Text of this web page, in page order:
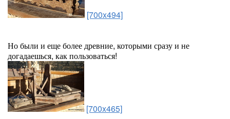
[700x494]
Но были и еще более древние, которыми сразу и не
догадаешься, как пользоваться!
[700x465]